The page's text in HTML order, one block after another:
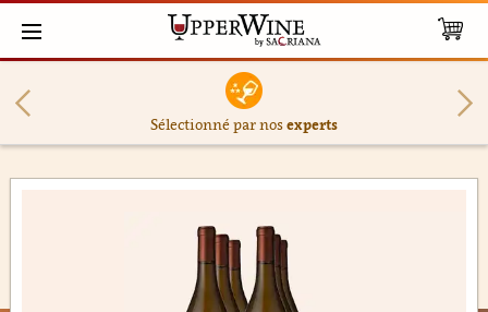
Sélectionné par nosexperts